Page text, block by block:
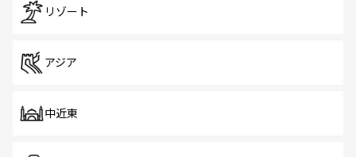
リゾート
アジア
中近東